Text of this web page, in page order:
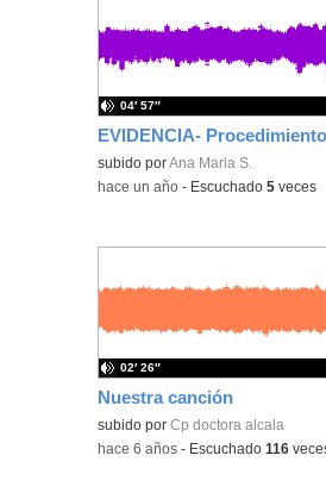
Contenido educativo.
subido porAna Maria S.
04′ 57″
-hace un año - Escuchado5 veces
Nuestra canción
subido porCp doctora alcala
02′ 26″
-hace 6 años - Escuchado116